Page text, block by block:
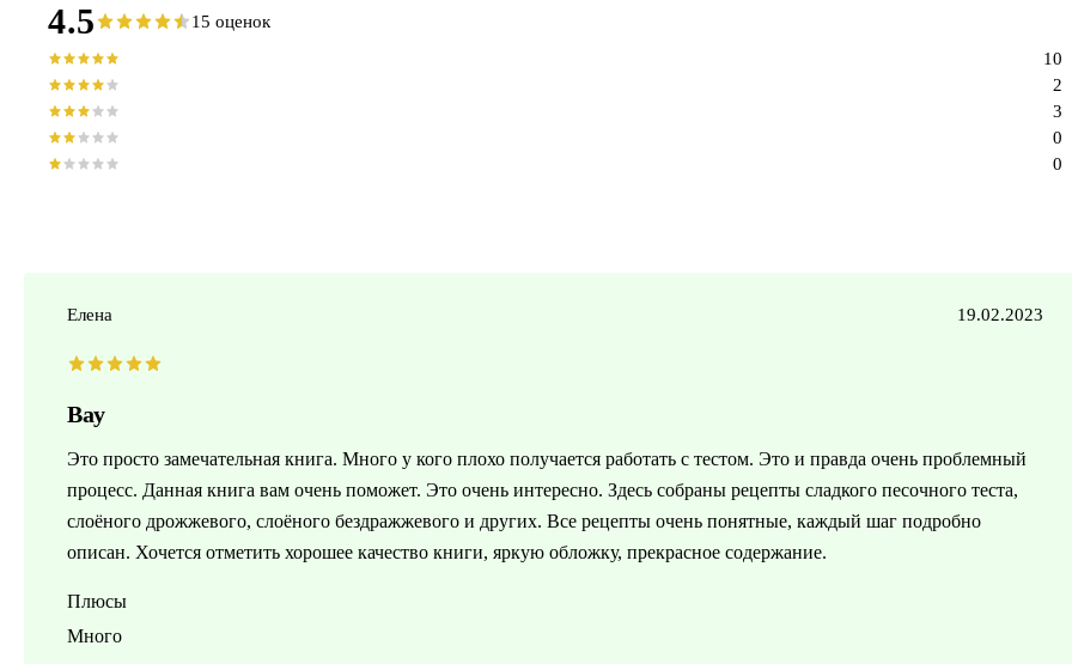
4.5 15 оценок
0
0
3
2
10
Елена 19.02.2023
Вау
Это просто замечательная книга. Много у кого плохо получается работать с тестом. Это и правда очень проблемный
процесс. Данная книга вам очень поможет. Это очень интересно. Здесь собраны рецепты сладкого песочного теста,
слоёного дрожжевого, слоёного бездражжевого и других. Все рецепты очень понятные, каждый шаг подробно
описан. Хочется отметить хорошее качество книги, яркую обложку, прекрасное содержание.
Плюсы
Много